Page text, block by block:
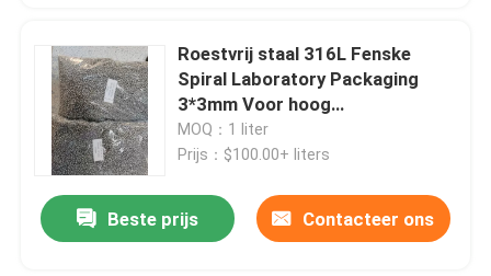
Neem contact met ons op
Vraag een offerte
PSA-moleculaire zeef
Roestvrij staal 316L Fenske
Spiral Laboratory Packaging
3*3mm Voor hoog
zuiverheidsseparatieproces
MOQ：1 liter
Prijs：$100.00+ liters
Beste prijs Contacteer ons